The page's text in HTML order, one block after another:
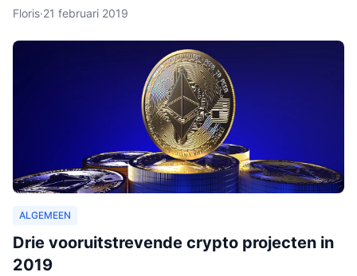
meeste gevallen helpen. Helaas zijn er ook gevallen
Floris·21 februari 2019
ALGEMEEN
Drie vooruitstrevende crypto projecten in
2019